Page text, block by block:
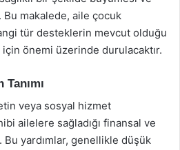
Bu makalede, aile çocuk
tür desteklerin mevcut olduğu
önemi üzerinde durulacaktır.
Tanımı
veya sosyal hizmet
ailelere sağladığı finansal ve
yardımlar, genellikle düşük